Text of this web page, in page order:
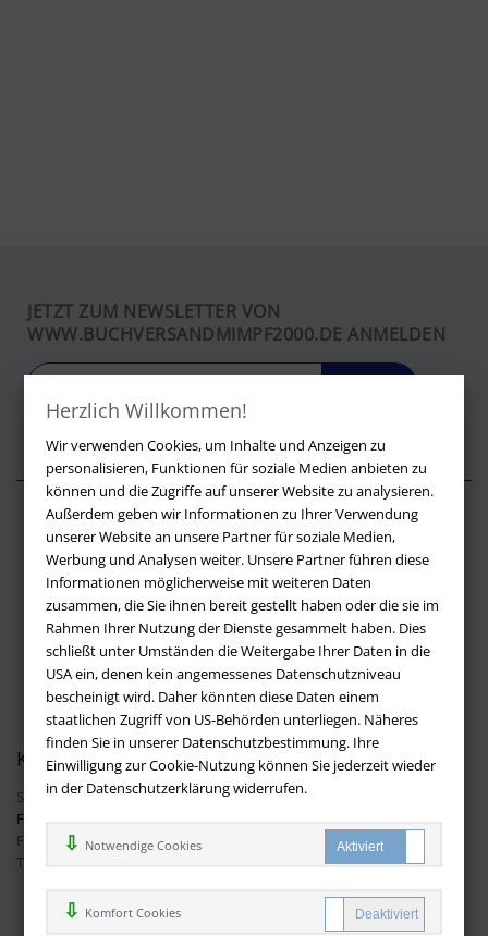
Herzlich Willkommen!
Wir verwenden Cookies, um Inhalte und Anzeigen zu
personalisieren, Funktionen für soziale Medien anbieten zu
können und die Zugriffe auf unserer Website zu analysieren.
Außerdem geben wir Informationen zu Ihrer Verwendung
unserer Website an unsere Partner für soziale Medien,
Werbung und Analysen weiter. Unsere Partner führen diese
Informationen möglicherweise mit weiteren Daten
zusammen, die Sie ihnen bereit gestellt haben oder die sie im
Rahmen Ihrer Nutzung der Dienste gesammelt haben. Dies
schließt unter Umständen die Weitergabe Ihrer Daten in die
USA ein, denen kein angemessenes Datenschutzniveau
bescheinigt wird. Daher könnten diese Daten einem
staatlichen Zugriff von US-Behörden unterliegen. Näheres
finden Sie in unserer Datenschutzbestimmung. Ihre
Einwilligung zur Cookie-Nutzung können Sie jederzeit wieder
in der Datenschutzerklärung widerrufen.
Notwendige Cookies
Komfort Cookies
JETZT ZUM NEWSLETTER VON
WWW.BUCHVERSANDMIMPF2000.DE ANMELDEN
Über buchversandmimpf2000.de
Impressum
Versandbedingungen
Widerruf
Batteriehinweis
AGB
Datenschutz
Kontakt
Sie haben Fragen?Hier finden Sie Antworten auf häufig gestellte
Fragen.
Fragen per E-Mail:info@buchversandmimpf2000.de
Telefon: +49 (0)9209 20 23 188
Ihre Vorteile bei uns
Kostenloser Versand innerhalb Deutschlands